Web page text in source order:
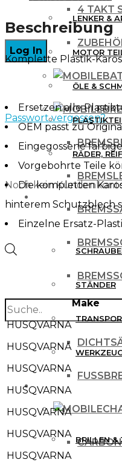
4 TAKT
Passwort vergessen?
Noch kein
Products
search
LENKER &
MOTOR
ÖLE &
RÄDER,
WERKZEUG &
STÄNDER
MX BEKLEIDUNG
BRILLEN &
STROKE
OEM-
COLOR
Beschreibung
Komplette Plastik-
Ersetzen alle
OEM passt zu
Eingegossene
Vorgebohrte Teile
Die kompletten
hinterem Schutzblech
Einzelne Ersatz-
Make
HUSQVARNA
HUSQVARNA
HUSQVARNA
HUSQVARNA
HUSQVARNA
HUSQVARNA
HUSQVARNA